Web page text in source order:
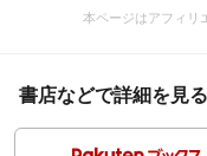
本ページはアフィリ
書店などで詳細を見る